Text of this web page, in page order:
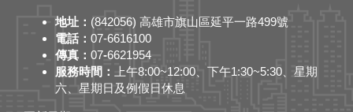
地址： (842056) 高雄市旗山區延平一路499號
電話： 07-6616100
傳真： 07-6621954
服務時間：
上午8:00~12:00、下午1:30~5:30、星期
六、星期日及例假日休息